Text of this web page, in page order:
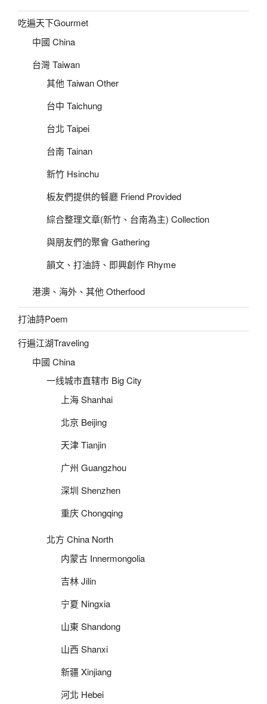
吃遍天下Gourmet
中國 China
台灣 Taiwan
其他 Taiwan Other
台中 Taichung
台北 Taipei
台南 Tainan
新竹 Hsinchu
板友們提供的餐廳 Friend Provided
綜合整理文章(新竹、台南為主) Collection
與朋友們的聚會 Gathering
韻文、打油詩、即興創作 Rhyme
港澳、海外、其他 Otherfood
打油詩Poem
行遍江湖Traveling
中國 China
一线城市直辖市 Big City
上海 Shanhai
北京 Beijing
天津 Tianjin
广州 Guangzhou
深圳 Shenzhen
重庆 Chongqing
北方 China North
内蒙古 Innermongolia
吉林 Jilin
宁夏 Ningxia
山東 Shandong
山西 Shanxi
新疆 Xinjiang
河北 Hebei